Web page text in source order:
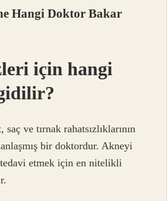
Hangi Doktor Bakar
için hangi
ve tırnak rahatsızlıklarının
bir doktordur. Akneyi
etmek için en nitelikli